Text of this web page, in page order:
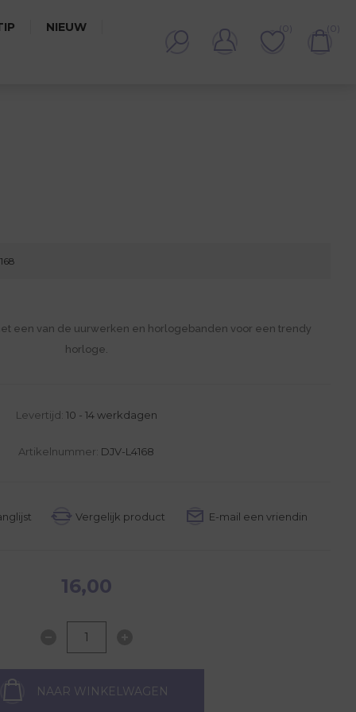
NIEUW (0) (0)
een van de uurwerken en horlogebanden voor een trendy
horloge.
Levertijd: 10 - 14 werkdagen
Artikelnummer: DJV-L4168
16,00
NAAR WINKELWAGEN